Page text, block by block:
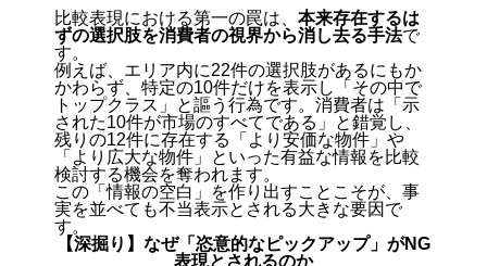
必要です。反対に、「必ず
比較表現における第一の罠は、 本来存在するは
ずの選択肢を消費者の視界から消し去る手法で
す。
例えば、エリア内に22件の選択肢があるにもか
かわらず、特定の10件だけを表示し「その中で
トップクラス」と謳う行為です。消費者は「示
された10件が市場のすべてである」と錯覚し、
残りの12件に存在する「より安価な物件」や
「より広大な物件」といった有益な情報を比較
検討する機会を奪われます。
この「情報の空白」を作り出すことこそが、事
実を並べても不当表示とされる大きな要因で
す。
【深掘り】なぜ「恣意的なピックアップ」がNG
表現とされるのか